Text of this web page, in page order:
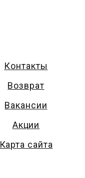
Контакты
Возврат
Вакансии
Акции
Карта сайта